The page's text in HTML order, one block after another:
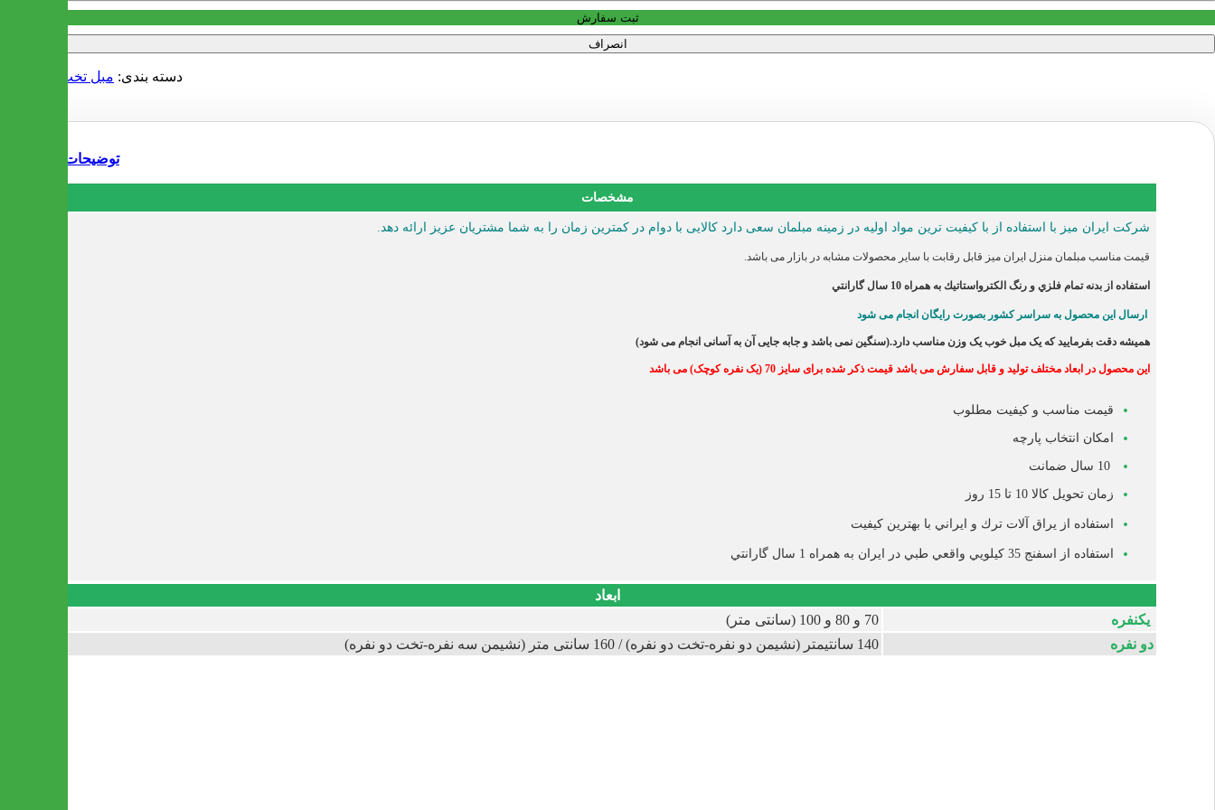
ثبت سفارش
انصراف
دسته بندی: مبل تخت خواب شو
توضیحات
مشخصات
شرکت ایران میز با استفاده از با کیفیت ترین مواد اولیه در زمینه مبلمان سعی دارد کالایی با دوام در کمترین زمان را به شما مشتریان عزیز ارائه دهد.
قیمت مناسب مبلمان منزل ایران میز قابل رقابت با سایر محصولات مشابه در بازار می باشد.
استفاده از بدنه تمام فلزي و رنگ الكترواستاتيك به همراه 10 سال گارانتي
ارسال این محصول به سراسر کشور بصورت رایگان انجام می شود
همیشه دقت بفرمایید که یک مبل خوب یک وزن مناسب دارد.(سنگین نمی باشد و جابه جایی آن به آسانی انجام می شود)
این محصول در ابعاد مختلف تولید و قابل سفارش می باشد قیمت ذکر شده برای سایز 70 (یک نفره کوچک) می باشد
قیمت مناسب و کیفیت مطلوب
امکان انتخاب پارچه
10 سال ضمانت
زمان تحویل کالا 10 تا 15 روز
استفاده از يراق آلات ترك و ايراني با بهترين كيفيت
استفاده از اسفنج 35 كيلويي واقعي طبي در ايران به همراه 1 سال گارانتي
ابعاد
یکنفره
70 و 80 و 100 (سانتی متر)
دو نفره
140 سانتیمتر (نشیمن دو نفره-تخت دو نفره) / 160 سانتی متر (نشیمن سه نفره-تخت دو نفره)